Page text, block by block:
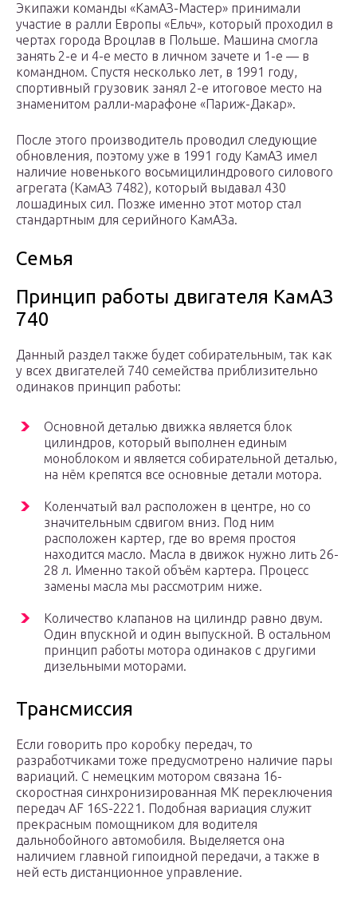
Экипажи команды «КамАЗ-Мастер» принимали
участие в ралли Европы «Ельч», который проходил в
чертах города Вроцлав в Польше. Машина смогла
занять 2-е и 4-е место в личном зачете и 1-е — в
командном. Спустя несколько лет, в 1991 году,
спортивный грузовик занял 2-е итоговое место на
знаменитом ралли-марафоне «Париж-Дакар».
После этого производитель проводил следующие
обновления, поэтому уже в 1991 году КамАЗ имел
наличие новенького восьмицилиндрового силового
агрегата (КамАЗ 7482), который выдавал 430
лошадиных сил. Позже именно этот мотор стал
стандартным для серийного КамАЗа.
Семья
Принцип работы двигателя КамАЗ
740
Данный раздел также будет собирательным, так как
у всех двигателей 740 семейства приблизительно
одинаков принцип работы:
Основной деталью движка является блок
цилиндров, который выполнен единым
моноблоком и является собирательной деталью,
на нём крепятся все основные детали мотора.
Коленчатый вал расположен в центре, но со
значительным сдвигом вниз. Под ним
расположен картер, где во время простоя
находится масло. Масла в движок нужно лить 26-
28 л. Именно такой объём картера. Процесс
замены масла мы рассмотрим ниже.
Количество клапанов на цилиндр равно двум.
Один впускной и один выпускной. В остальном
принцип работы мотора одинаков с другими
дизельными моторами.
Трансмиссия
Если говорить про коробку передач, то
разработчиками тоже предусмотрено наличие пары
вариаций. С немецким мотором связана 16-
скоростная синхронизированная МК переключения
передач AF 16S-2221. Подобная вариация служит
прекрасным помощником для водителя
дальнобойного автомобиля. Выделяется она
наличием главной гипоидной передачи, а также в
ней есть дистанционное управление.